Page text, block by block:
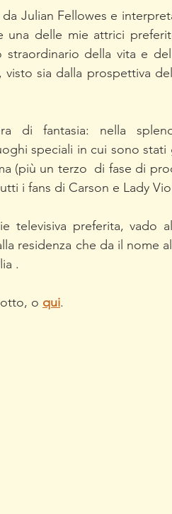
Julian Fellowes e
una delle mie attrici
della vita e
sia dalla prospettiva
di fantasia: nella
speciali in cui sono stati
(più un terzo  di fase di
i fans di Carson e Lady
televisiva preferita, vado
residenza che da il nome
.
o qui.